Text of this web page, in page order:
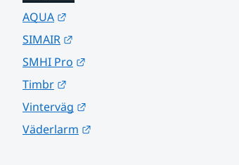
AQUA
SIMAIR
SMHI Pro
Timbr
Vinterväg
Väderlarm